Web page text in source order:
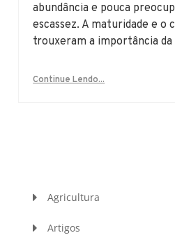
abundância e pouca
escassez. A maturidade e o
trouxeram a importância da
Continue Lendo...
Agricultura
Artigos